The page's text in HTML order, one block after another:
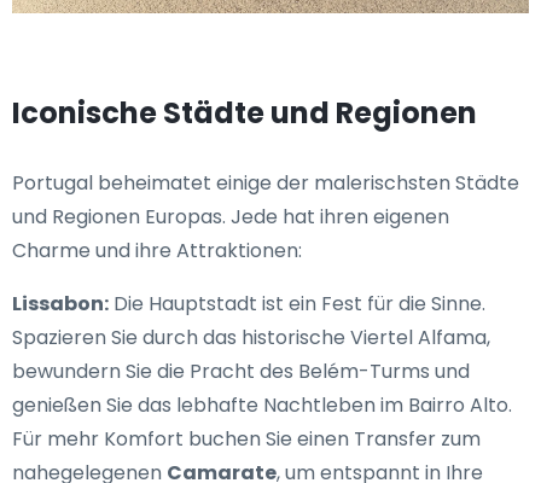
Iconische Städte und Regionen
Portugal beheimatet einige der malerischsten Städte
und Regionen Europas. Jede hat ihren eigenen
Charme und ihre Attraktionen:
Lissabon: Die Hauptstadt ist ein Fest für die Sinne.
Spazieren Sie durch das historische Viertel Alfama,
bewundern Sie die Pracht des Belém-Turms und
genießen Sie das lebhafte Nachtleben im Bairro Alto.
Für mehr Komfort buchen Sie einen Transfer zum
nahegelegenen Camarate, um entspannt in Ihre